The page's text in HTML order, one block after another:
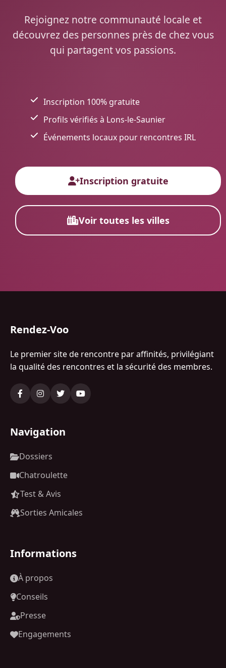
Rejoignez notre communauté locale et
découvrez des personnes près de chez vous
qui partagent vos passions.
Inscription 100% gratuite
Profils vérifiés à Lons-le-Saunier
Événements locaux pour rencontres IRL
Inscription gratuite
Voir toutes les villes
Rendez-Voo
Le premier site de rencontre par affinités, privilégiant
la qualité des rencontres et la sécurité des membres.
Navigation
Dossiers
Chatroulette
Test & Avis
Sorties Amicales
Informations
À propos
Conseils
Presse
Engagements